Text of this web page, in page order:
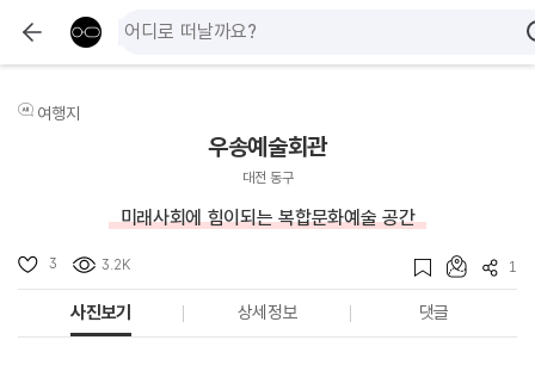
여행지
우송예술회관
대전 동구
미래사회에 힘이되는 복합문화예술 공간
3 3.2K 1
사진보기 상세정보 댓글